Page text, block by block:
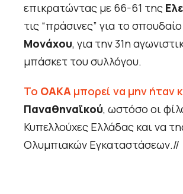
επικρατώντας με 66-61 της
τις “πράσινες” για το
Μονάχου, για την 31η
μπάσκετ του συλλόγου.
Το ΟΑΚΑ μπορεί να μην ήταν
Παναθηναϊκού, ωστόσο οι
Κυπελλούχες Ελλάδας και να
Ολυμπιακών Εγκαταστάσεων.//